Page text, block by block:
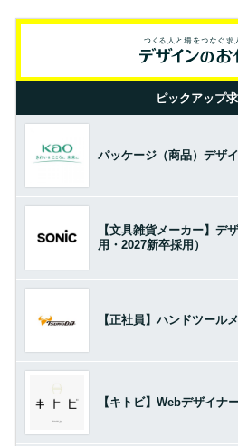
ピックアップ
パッケージ（商品）デザ
【文具雑貨メーカー】デ
用・2027新卒採用）
【正社員】ハンドツール
【キトビ】Webデザイナ